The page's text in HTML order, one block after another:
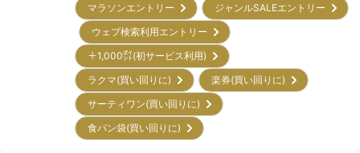
マラソンエントリー
ジャンルSALEエントリー
ウェブ検索利用エントリー
＋1,000㌽(初サービス利用)
ラクマ(買い回りに)
楽券(買い回りに)
サーティワン(買い回りに)
食パン袋(買い回りに)